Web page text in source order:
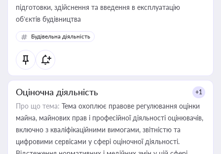
підготовки, здійснення та введення в експлуатацію
об’єктів будівництва
Будівельна діяльність
Оціночна діяльність +1
Про що тема: Тема охоплює правове регулювання оцінки
майна, майнових прав і професійної діяльності оцінювачів,
включно з кваліфікаційними вимогами, звітністю та
цифровими сервісами у сфері оціночної діяльності.